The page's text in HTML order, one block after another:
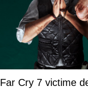
Far Cry 7 victime